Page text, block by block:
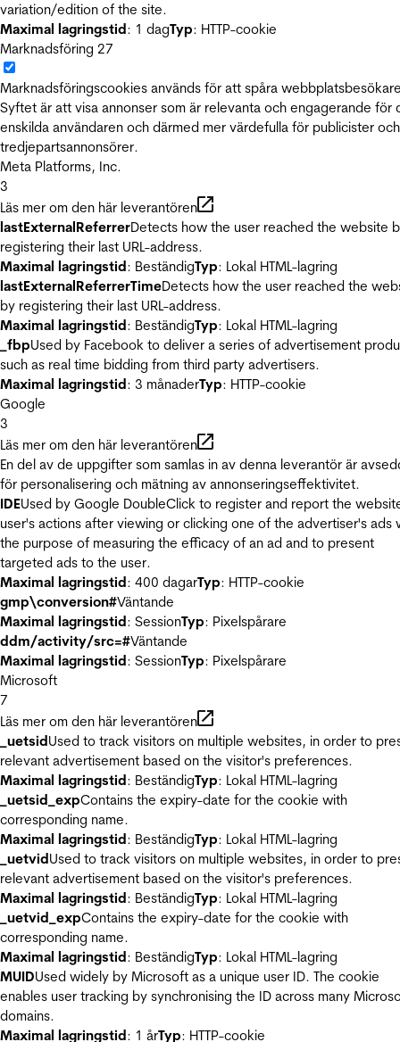
variation/edition of the site.
Maximal lagringstid: 1 dagTyp: HTTP-cookie
Marknadsföring 27
Marknadsföringscookies används för att spåra
Syftet är att visa annonser som är relevanta och engagerande för
enskilda användaren och därmed mer värdefulla för publicister och
tredjepartsannonsörer.
Meta Platforms, Inc.
3
Läs mer om den här leverantören
lastExternalReferrerDetects how the user reached the website
registering their last URL-address.
Maximal lagringstid: BeständigTyp: Lokal HTML-lagring
lastExternalReferrerTimeDetects how the user reached the
by registering their last URL-address.
Maximal lagringstid: BeständigTyp: Lokal HTML-lagring
_fbpUsed by Facebook to deliver a series of advertisement
such as real time bidding from third party advertisers.
Maximal lagringstid: 3 månaderTyp: HTTP-cookie
Google
3
Läs mer om den här leverantören
En del av de uppgifter som samlas in av denna leverantör är
för personalisering och mätning av annonseringseffektivitet.
IDEUsed by Google DoubleClick to register and report the
user's actions after viewing or clicking one of the advertiser's ads
the purpose of measuring the efficacy of an ad and to present
targeted ads to the user.
Maximal lagringstid: 400 dagarTyp: HTTP-cookie
gmp\conversion#Väntande
Maximal lagringstid: SessionTyp: Pixelspårare
ddm/activity/src=#Väntande
Maximal lagringstid: SessionTyp: Pixelspårare
Microsoft
7
Läs mer om den här leverantören
_uetsidUsed to track visitors on multiple websites, in order to
relevant advertisement based on the visitor's preferences.
Maximal lagringstid: BeständigTyp: Lokal HTML-lagring
_uetsid_expContains the expiry-date for the cookie with
corresponding name.
Maximal lagringstid: BeständigTyp: Lokal HTML-lagring
_uetvidUsed to track visitors on multiple websites, in order to
relevant advertisement based on the visitor's preferences.
Maximal lagringstid: BeständigTyp: Lokal HTML-lagring
_uetvid_expContains the expiry-date for the cookie with
corresponding name.
Maximal lagringstid: BeständigTyp: Lokal HTML-lagring
MUIDUsed widely by Microsoft as a unique user ID. The cookie
enables user tracking by synchronising the ID across many
domains.
Maximal lagringstid: 1 årTyp: HTTP-cookie